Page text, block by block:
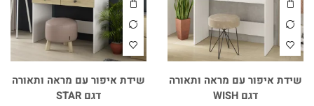
שידת איפור עם מראה ותאורה
דגם WISH
שידת איפור עם מראה ותאורה
דגם STAR